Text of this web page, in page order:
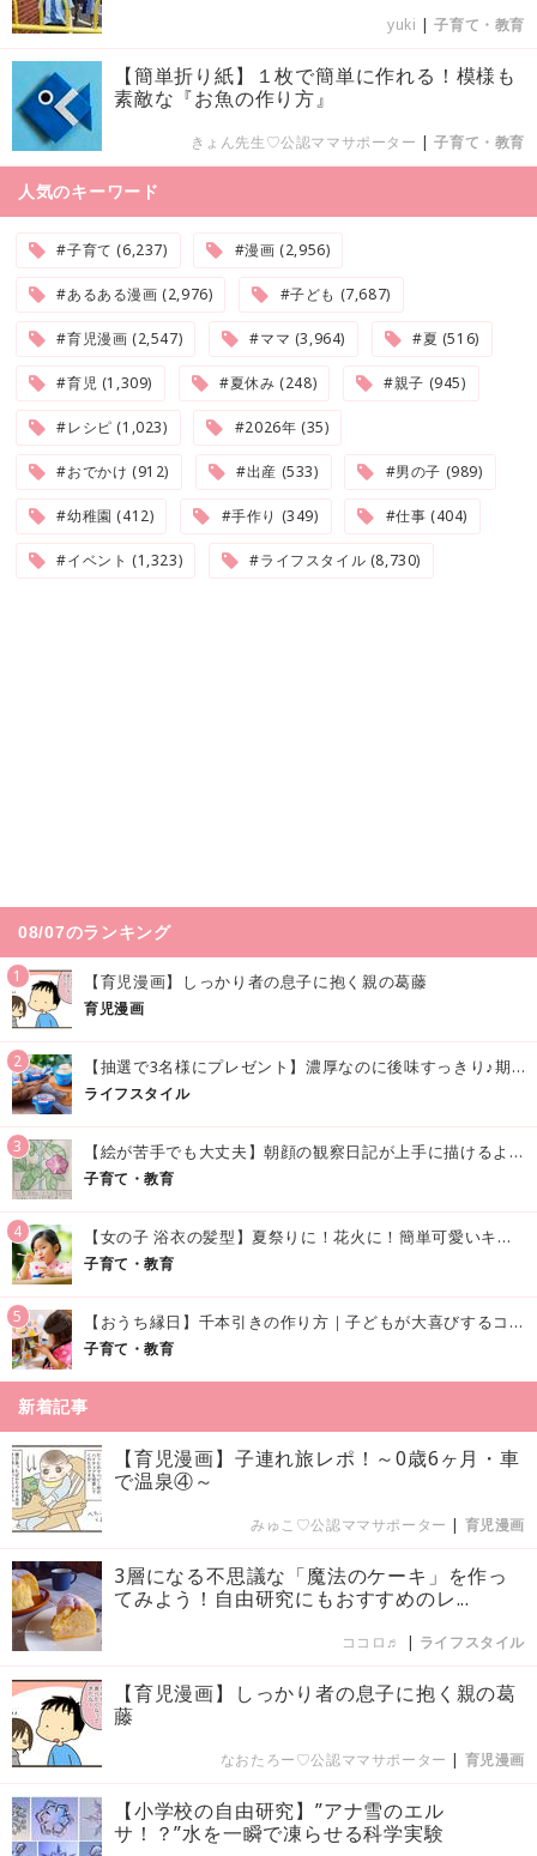
yuki |子育て・教育
【簡単折り紙】１枚で簡単に作れる！模様も
素敵な『お魚の作り方』
きょん先生♡公認ママサポーター |子育て・教育
人気のキーワード
#子育て (6,237) #漫画 (2,956)
#あるある漫画 (2,976) #子ども (7,687)
#育児漫画 (2,547) #ママ (3,964) #夏 (516)
#育児 (1,309) #夏休み (248) #親子 (945)
#レシピ (1,023) #2026年 (35)
#おでかけ (912) #出産 (533) #男の子 (989)
#幼稚園 (412) #手作り (349) #仕事 (404)
#イベント (1,323) #ライフスタイル (8,730)
08/07のランキング
1 【育児漫画】しっかり者の息子に抱く親の葛藤
育児漫画
2 【抽選で3名様にプレゼント】濃厚なのに後味すっきり♪期間限定の「メイトーのなめらかプリン カルピス®入りソース」で夏を味わおう！
ライフスタイル
3 【絵が苦手でも大丈夫】朝顔の観察日記が上手に描けるようになる方法｜イラスト付き
子育て・教育
4 【女の子 浴衣の髪型】夏祭りに！花火に！簡単可愛いキッズの浴衣ヘアアレンジまとめ
子育て・教育
5 【おうち縁日】千本引きの作り方｜子どもが大喜びするコツやアイデア♪
子育て・教育
新着記事
【育児漫画】子連れ旅レポ！～0歳6ヶ月・車
で温泉④～
みゅこ♡公認ママサポーター | 育児漫画
3層になる不思議な「魔法のケーキ」を作っ
てみよう！自由研究にもおすすめのレ...
ココロ♬ | ライフスタイル
【育児漫画】しっかり者の息子に抱く親の葛
藤
なおたろー♡公認ママサポーター | 育児漫画
【小学校の自由研究】”アナ雪のエル
サ！？”水を一瞬で凍らせる科学実験